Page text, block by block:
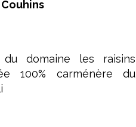
domaine les raisins
100% carménère du